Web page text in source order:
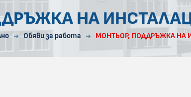
НА
Обяви за работа МОНТЬОР, ПОДДРЪЖКА НА